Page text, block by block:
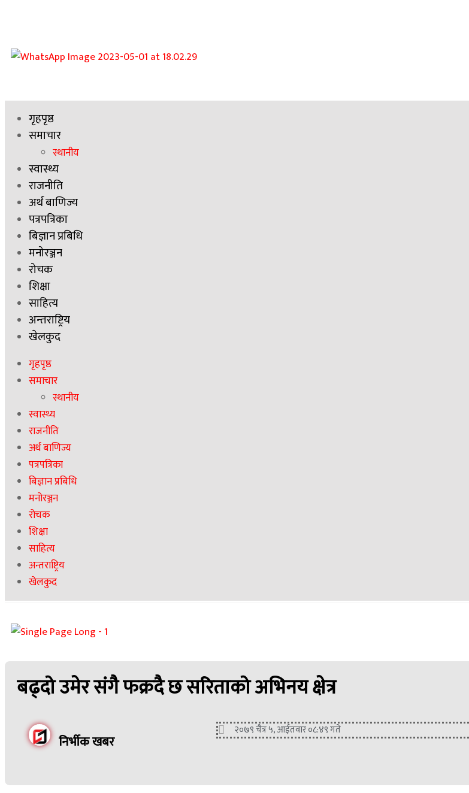
गृहपृष्ठ
समाचार
स्थानीय
स्वास्थ्य
राजनीति
अर्थ बाणिज्य
पत्रपत्रिका
बिज्ञान प्रबिधि
मनोरञ्जन
रोचक
शिक्षा
साहित्य
अन्तराष्ट्रिय
खेलकुद
गृहपृष्ठ
समाचार
स्थानीय
स्वास्थ्य
राजनीति
अर्थ बाणिज्य
पत्रपत्रिका
बिज्ञान प्रबिधि
मनोरञ्जन
रोचक
शिक्षा
साहित्य
अन्तराष्ट्रिय
खेलकुद
बढ्दो उमेर संगै फक्रदै छ सरिताको अभिनय क्षेत्र
निर्भीक खबर
२०७९ चैत्र ५, आईतवार ०८:४९ गते